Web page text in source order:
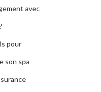
avec
pour
son spa